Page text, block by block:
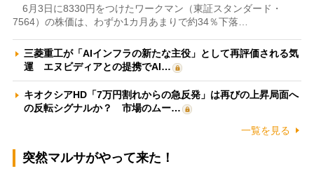
6月3日に8330円をつけたワークマン（東証スタンダード・
7564）の株価は、わずか1カ月あまりで約34％下落…
三菱重工が「AIインフラの新たな主役」として再評価される気
運 エヌビディアとの提携でAI…
キオクシアHD「7万円割れからの急反発」は再びの上昇局面へ
の反転シグナルか？ 市場のムー…
一覧を見る
突然マルサがやって来た！